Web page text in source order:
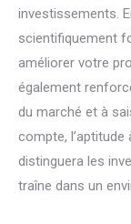
investissements.
scientifiquement
améliorer votre
également
du marché et à
compte,
distinguera les
traîne dans un